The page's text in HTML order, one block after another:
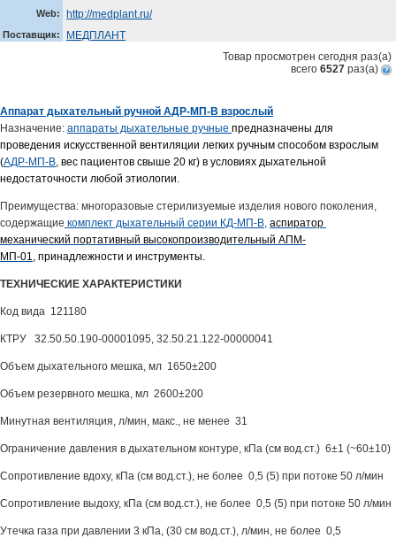
Web: http://medplant.ru/
Поставщик:
МЕДПЛАНТ
Товар просмотрен сегодня раз(a)
всего 6527 раз(a)
Аппарат дыхательный ручной АДР-МП-В взрослый
Назначение: аппараты дыхательные ручные предназначены для
проведения искусственной вентиляции легких ручным способом взрослым
(АДР-МП-В, вес пациентов свыше 20 кг) в условиях дыхательной
недостаточности любой этиологии.
Преимущества: многоразовые стерилизуемые изделия нового поколения,
содержащие комплект дыхательный серии КД-МП-В, аспиратор
механический портативный высокопроизводительный АПМ-
МП-01, принадлежности и инструменты.
ТЕХНИЧЕСКИЕ ХАРАКТЕРИСТИКИ
Код вида 121180
КТРУ 32.50.50.190-00001095, 32.50.21.122-00000041
Объем дыхательного мешка, мл 1650±200
Объем резервного мешка, мл 2600±200
Минутная вентиляция, л/мин, макс., не менее 31
Ограничение давления в дыхательном контуре, кПа (см вод.ст.) 6±1 (~60±10)
Сопротивление вдоху, кПа (см вод.ст.), не более 0,5 (5) при потоке 50 л/мин
Сопротивление выдоху, кПа (см вод.ст.), не более 0,5 (5) при потоке 50 л/мин
Утечка газа при давлении 3 кПа, (30 см вод.ст.), л/мин, не более 0,5